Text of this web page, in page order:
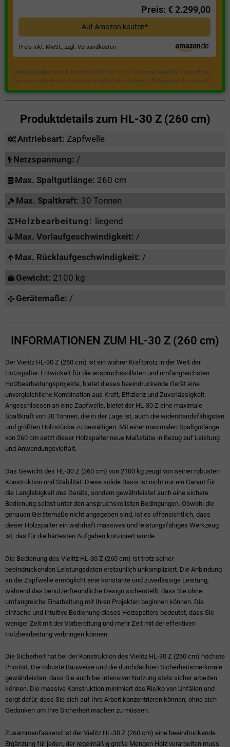
Preis: € 2.299,00
Auf Amazon kaufen*
Preis inkl. MwSt., zzgl. Versandkosten
Zuletzt aktualisiert am 18. Dezember 2023 um 21:50 . Ich weise darauf hin, dass sich die
hier angezeigten Preise inzwischen geändert haben können. Alle Angaben ohne Gewähr.
Produktdetails zum HL-30 Z (260 cm)
Antriebsart: Zapfwelle
Netzspannung: /
Max. Spaltgutlänge: 260 cm
Max. Spaltkraft: 30 Tonnen
Holzbearbeitung: liegend
Max. Vorlaufgeschwindigkeit: /
Max. Rücklaufgeschwindigkeit: /
Gewicht: 2100 kg
Gerätemaße: /
INFORMATIONEN ZUM HL-30 Z (260 cm)
Der Vielitz HL-30 Z (260 cm) ist ein wahrer Kraftprotz in der Welt der
Holzspalter. Entwickelt für die anspruchsvollsten und umfangreichsten
Holzbearbeitungsprojekte, bietet dieses beeindruckende Gerät eine
unvergleichliche Kombination aus Kraft, Effizienz und Zuverlässigkeit.
Angeschlossen an eine Zapfwelle, bietet der HL-30 Z eine maximale
Spaltkraft von 30 Tonnen, die in der Lage ist, auch die widerstandsfähigsten
und größten Holzstücke zu bewältigen. Mit einer maximalen Spaltgutlänge
von 260 cm setzt dieser Holzspalter neue Maßstäbe in Bezug auf Leistung
und Anwendungsvielfalt.
Das Gewicht des HL-30 Z (260 cm) von 2100 kg zeugt von seiner robusten
Konstruktion und Stabilität. Diese solide Basis ist nicht nur ein Garant für
die Langlebigkeit des Geräts, sondern gewährleistet auch eine sichere
Bedienung selbst unter den anspruchsvollsten Bedingungen. Obwohl die
genauen Gerätemaße nicht angegeben sind, ist es offensichtlich, dass
dieser Holzspalter ein wahrhaft massives und leistungsfähiges Werkzeug
ist, das für die härtesten Aufgaben konzipiert wurde.
Die Bedienung des Vielitz HL-30 Z (260 cm) ist trotz seiner
beeindruckenden Leistungsdaten erstaunlich unkompliziert. Die Anbindung
an die Zapfwelle ermöglicht eine konstante und zuverlässige Leistung,
während das benutzerfreundliche Design sicherstellt, dass Sie ohne
umfangreiche Einarbeitung mit Ihren Projekten beginnen können. Die
einfache und intuitive Bedienung dieses Holzspalters bedeutet, dass Sie
weniger Zeit mit der Vorbereitung und mehr Zeit mit der effektiven
Holzbearbeitung verbringen können.
Die Sicherheit hat bei der Konstruktion des Vielitz HL-30 Z (260 cm) höchste
Priorität. Die robuste Bauweise und die durchdachten Sicherheitsmerkmale
gewährleisten, dass Sie auch bei intensiver Nutzung stets sicher arbeiten
können. Die massive Konstruktion minimiert das Risiko von Unfällen und
sorgt dafür, dass Sie sich auf Ihre Arbeit konzentrieren können, ohne sich
Gedanken um Ihre Sicherheit machen zu müssen.
Zusammenfassend ist der Vielitz HL-30 Z (260 cm) eine beeindruckende
Ergänzung für jeden, der regelmäßig große Mengen Holz verarbeiten muss.